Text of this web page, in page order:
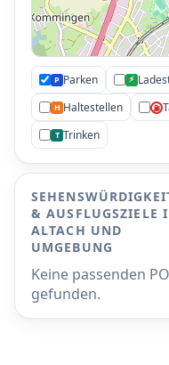
P Parken ⚡
H Haltestellen ⛽
T Trinken
& AUSFLUGSZIELE
ALTACH UND
UMGEBUNG
Keine passenden
gefunden.